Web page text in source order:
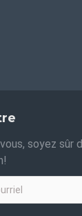
soyez sûr